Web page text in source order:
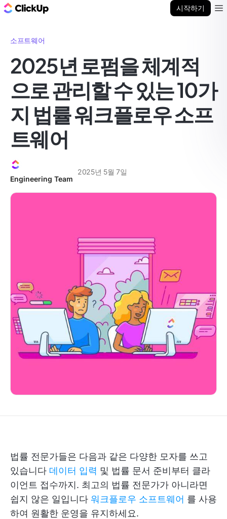
시작하기
소프트웨어
2025년 로펌을 체계적
으로 관리할 수 있는 10가
지 법률 워크플로우 소프
트웨어
Engineering Team
2025년 5월 7일
법률 전문가들은 다음과 같은 다양한 모자를 쓰고
있습니다 데이터 입력 및 법률 문서 준비부터 클라
이언트 접수까지. 최고의 법률 전문가가 아니라면
쉽지 않은 일입니다 워크플로우 소프트웨어 를 사용
하여 원활한 운영을 유지하세요.